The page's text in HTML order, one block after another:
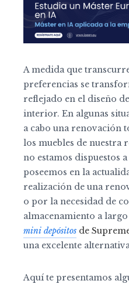
A medida que
preferencias se
reflejado en el diseño
interior. En algunas
a cabo una renovación
los muebles de nuestra
no estamos dispuestos
poseemos en la
realización de una
o por la necesidad de
almacenamiento a
mini depósitos de
una excelente
Aquí te presentamos